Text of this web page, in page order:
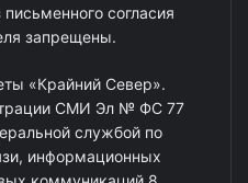
согласия
запрещены.
«Крайний Север».
СМИ Эл № ФС 77
службой по
информационных